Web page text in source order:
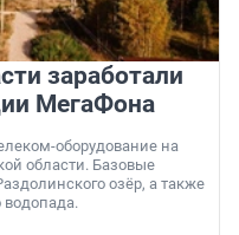
заработали
МегаФона
оборудование на
области. Базовые
озёр, а также
водопада.